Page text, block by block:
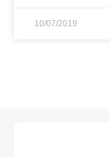
10/07/2019